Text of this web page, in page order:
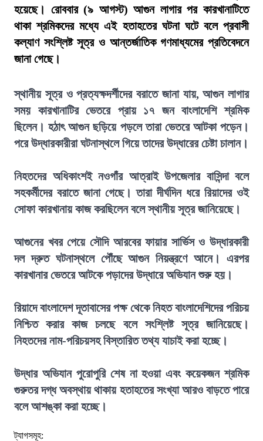
হয়েছে। রোববার (৯ আগস্ট) আগুন লাগার পর কারখানাটিতে
থাকা শ্রমিকদের মধ্যে এই হতাহতের ঘটনা ঘটে বলে প্রবাসী
কল্যাণ সংশ্লিষ্ট সূত্র ও আন্তর্জাতিক গণমাধ্যমের প্রতিবেদনে
জানা গেছে।
স্থানীয় সূত্র ও প্রত্যক্ষদর্শীদের বরাতে জানা যায়, আগুন লাগার
সময় কারখানাটির ভেতরে প্রায় ১৭ জন বাংলাদেশি শ্রমিক
ছিলেন। হঠাৎ আগুন ছড়িয়ে পড়লে তারা ভেতরে আটকা পড়েন।
পরে উদ্ধারকারীরা ঘটনাস্থলে গিয়ে তাদের উদ্ধারের চেষ্টা চালান।
নিহতদের অধিকাংশই নওগাঁর আত্রাই উপজেলার বাসিন্দা বলে
সহকর্মীদের বরাতে জানা গেছে। তারা দীর্ঘদিন ধরে রিয়াদের ওই
সোফা কারখানায় কাজ করছিলেন বলে স্থানীয় সূত্র জানিয়েছে।
আগুনের খবর পেয়ে সৌদি আরবের ফায়ার সার্ভিস ও উদ্ধারকারী
দল দ্রুত ঘটনাস্থলে পৌঁছে আগুন নিয়ন্ত্রণে আনে। এরপর
কারখানার ভেতরে আটকে পড়াদের উদ্ধারে অভিযান শুরু হয়।
রিয়াদে বাংলাদেশ দূতাবাসের পক্ষ থেকে নিহত বাংলাদেশিদের পরিচয়
নিশ্চিত করার কাজ চলছে বলে সংশ্লিষ্ট সূত্র জানিয়েছে।
নিহতদের নাম-পরিচয়সহ বিস্তারিত তথ্য যাচাই করা হচ্ছে।
উদ্ধার অভিযান পুরোপুরি শেষ না হওয়া এবং কয়েকজন শ্রমিক
গুরুতর দগ্ধ অবস্থায় থাকায় হতাহতের সংখ্যা আরও বাড়তে পারে
বলে আশঙ্কা করা হচ্ছে।
ট্যাগসমূহ: